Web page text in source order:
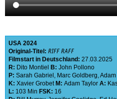
USA 2024
Original-Titel: RIFF RAFF
Filmstart in Deutschland: 27.03.2025
R: Dito Montiel B: John Pollono
P: Sarah Gabriel , Marc Goldberg,
K: Xavier Grobet M: Adam Taylor A:
L: 103 Min FSK: 16